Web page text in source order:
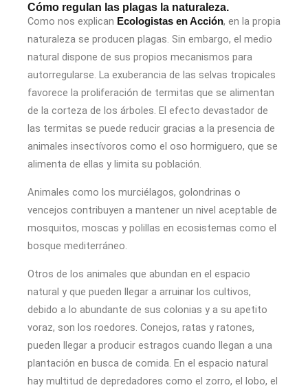
Cómo regulan las plagas la naturaleza.
Como nos explican Ecologistas en Acción, en la propia
naturaleza se producen plagas. Sin embargo, el medio
natural dispone de sus propios mecanismos para
autorregularse. La exuberancia de las selvas tropicales
favorece la proliferación de termitas que se alimentan
de la corteza de los árboles. El efecto devastador de
las termitas se puede reducir gracias a la presencia de
animales insectívoros como el oso hormiguero, que se
alimenta de ellas y limita su población.
Animales como los murciélagos, golondrinas o
vencejos contribuyen a mantener un nivel aceptable de
mosquitos, moscas y polillas en ecosistemas como el
bosque mediterráneo.
Otros de los animales que abundan en el espacio
natural y que pueden llegar a arruinar los cultivos,
debido a lo abundante de sus colonias y a su apetito
voraz, son los roedores. Conejos, ratas y ratones,
pueden llegar a producir estragos cuando llegan a una
plantación en busca de comida. En el espacio natural
hay multitud de depredadores como el zorro, el lobo, el